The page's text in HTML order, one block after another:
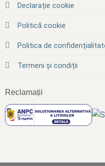
Declarație cookie
Politică cookie
Politica de
Termeni și condiții
Reclamații